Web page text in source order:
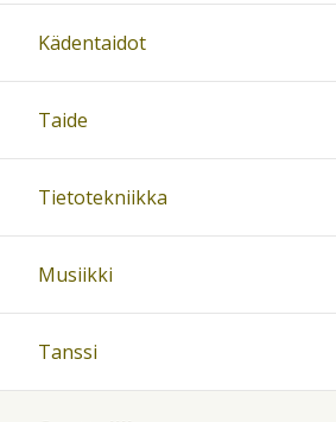
Kädentaidot
Taide
Tietotekniikka
Musiikki
Tanssi